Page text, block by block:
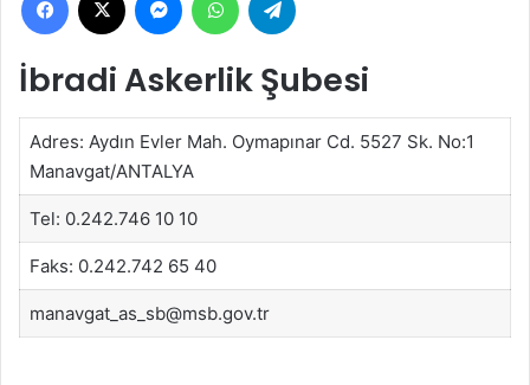
İbradi Askerlik Şubesi
Adres: Aydın Evler Mah. Oymapınar Cd. 5527 Sk. No:1
Manavgat/ANTALYA
Tel: 0.242.746 10 10
Faks: 0.242.742 65 40
manavgat_as_sb@msb.gov.tr